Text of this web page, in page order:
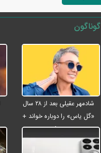
گوناگون
شادمهر عقیلی بعد از ۲۸ سال
«گل یاس» را دوباره خواند +
ویدئو